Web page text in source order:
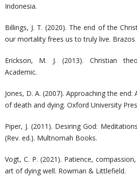
Indonesia.
Billings, J. T. (2020). The end of the
our mortality frees us to truly live. Brazos
Erickson, M. J. (2013). Christian
Academic.
Jones, D. A. (2007). Approaching the
of death and dying. Oxford University
Piper, J. (2011). Desiring God:
(Rev. ed.). Multnomah Books.
Vogt, C. P. (2021). Patience,
art of dying well. Rowman & Littlefield.